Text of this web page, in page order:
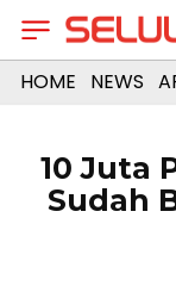
HOME NEWS
10 Juta
Sudah